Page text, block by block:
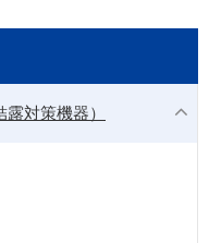
対策機器）